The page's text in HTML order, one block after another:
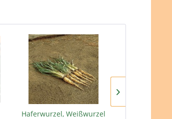
Haferwurzel, Weißwurzel